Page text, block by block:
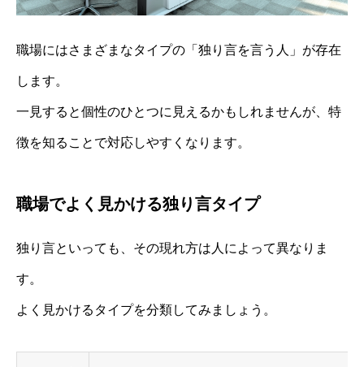
職場にはさまざまなタイプの「独り言を言う人」が存在
します。
一見すると個性のひとつに見えるかもしれませんが、特
徴を知ることで対応しやすくなります。
職場でよく見かける独り言タイプ
独り言といっても、その現れ方は人によって異なりま
す。
よく見かけるタイプを分類してみましょう。